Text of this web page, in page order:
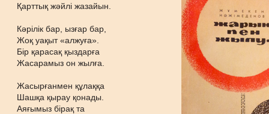
Қарттық жәйлі жазайын.
Кәрілік бар, ызғар бар,
Жоқ уақыт «алжуға».
Бір қарасақ қыздарға
Жасарамыз он жылға.
Жасырғанмен құлаққа
Шашқа қырау қонады.
Аяғымыз бірақ та